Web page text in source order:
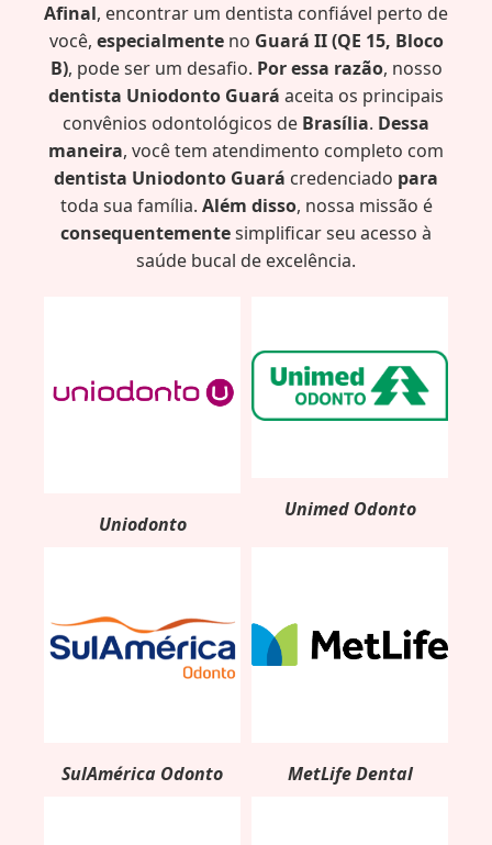
Afinal, encontrar um dentista confiável perto de
você, especialmenteno Guará II (QE 15, Bloco
B), pode ser um desafio. Por essa razão, nosso
dentista Uniodonto Guará aceita os principais
convênios odontológicos de Brasília. Dessa
maneira, você tem atendimento completo com
dentista Uniodonto Guará credenciado para
toda sua família. Além disso, nossa missão é
consequentementesimplificar seu acesso à
saúde bucal de excelência.
Uniodonto
Unimed Odonto
SulAmérica Odonto MetLife Dental